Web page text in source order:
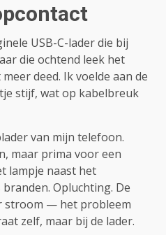
USB-C-lader die bij
die ochtend leek het
deed. Ik voelde aan de
stijf, wat op kabelbreuk
van mijn telefoon.
maar prima voor een
lampje naast het
Opluchting. De
stroom — het probleem
zelf, maar bij de lader.